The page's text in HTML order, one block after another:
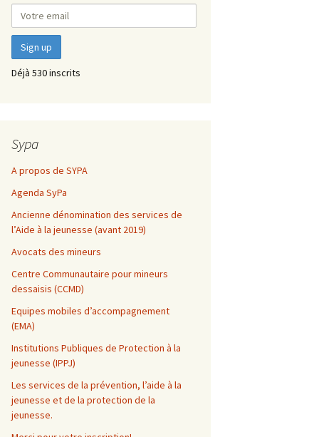
Déjà 530 inscrits
Sypa
A propos de SYPA
Agenda SyPa
Ancienne dénomination des services de
l’Aide à la jeunesse (avant 2019)
Avocats des mineurs
Centre Communautaire pour mineurs
dessaisis (CCMD)
Equipes mobiles d’accompagnement
(EMA)
Institutions Publiques de Protection à la
jeunesse (IPPJ)
Les services de la prévention, l’aide à la
jeunesse et de la protection de la
jeunesse.